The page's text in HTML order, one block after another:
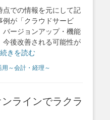
点での情報を元にして記
例が「クラウドサービ
バージョンアップ・機能
後改善される可能性が
きを読む
用～会計・経理～
ラインでラクラ